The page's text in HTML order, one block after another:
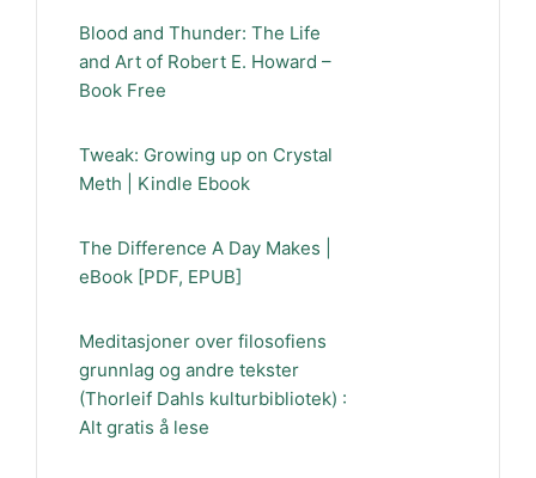
Blood and Thunder: The Life
and Art of Robert E. Howard –
Book Free
Tweak: Growing up on Crystal
Meth | Kindle Ebook
The Difference A Day Makes |
eBook [PDF, EPUB]
Meditasjoner over filosofiens
grunnlag og andre tekster
(Thorleif Dahls kulturbibliotek) :
Alt gratis å lese